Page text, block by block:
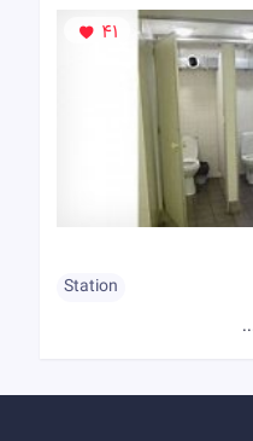
41
Station